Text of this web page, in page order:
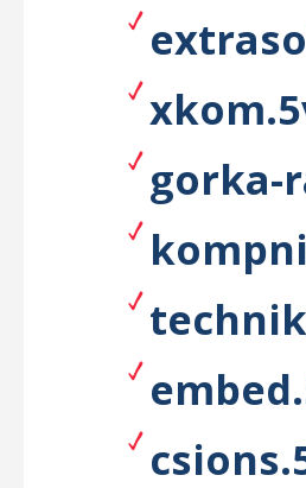
gorka-